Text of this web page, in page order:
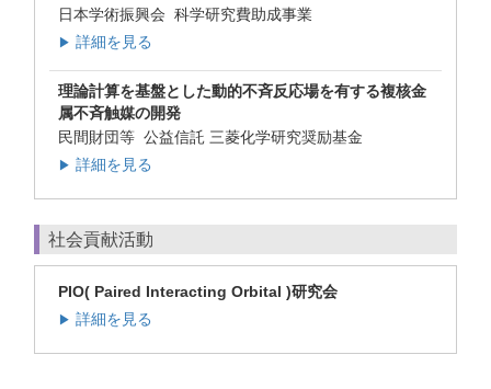
日本学術振興会 科学研究費助成事業
▶ 詳細を見る
理論計算を基盤とした動的不斉反応場を有する複核金
属不斉触媒の開発
民間財団等 公益信託 三菱化学研究奨励基金
▶ 詳細を見る
社会貢献活動
PIO( Paired Interacting Orbital )研究会
▶ 詳細を見る